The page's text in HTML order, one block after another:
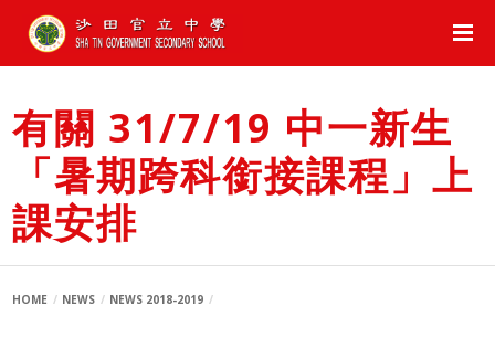
有關 31/7/19 中一新生
「暑期跨科銜接課程」上
課安排
HOME NEWS NEWS 2018-2019